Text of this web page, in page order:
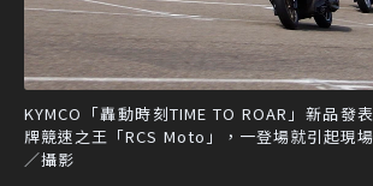
KYMCO「轟動時刻TIME TO ROAR」新品發
牌競速之王「RCS Moto」，一登場就引起現
／攝影